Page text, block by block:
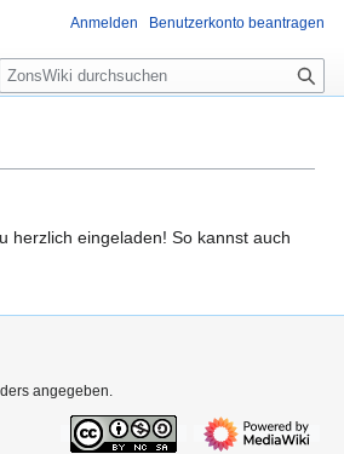
herzlich eingeladen! So kannst auch
Anmelden Benutzerkonto beantragen
S
angegeben.